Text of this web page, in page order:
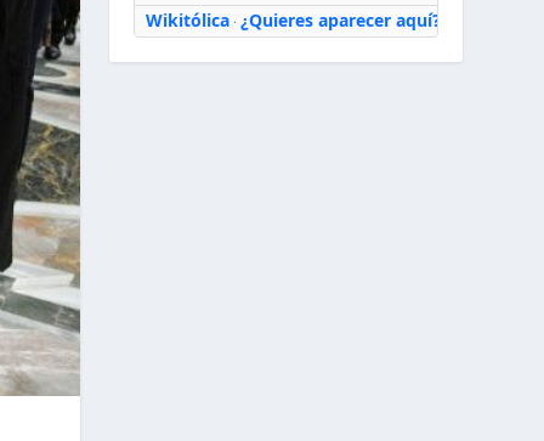
Wikitólica· ¿Quieres aparecer aquí?